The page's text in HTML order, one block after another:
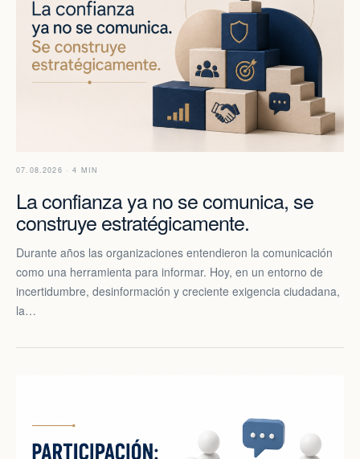
07.08.2026 · 4 MIN
La confianza ya no se comunica, se
construye estratégicamente.
Durante años las organizaciones entendieron la comunicación
como una herramienta para informar. Hoy, en un entorno de
incertidumbre, desinformación y creciente exigencia ciudadana,
la…